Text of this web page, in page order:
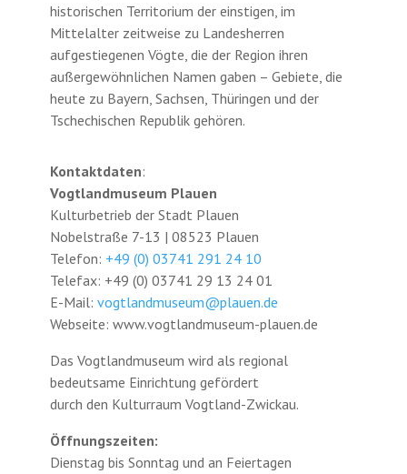
historischen Territorium der einstigen, im
Mittelalter zeitweise zu Landesherren
aufgestiegenen Vögte, die der Region ihren
außergewöhnlichen Namen gaben – Gebiete, die
heute zu Bayern, Sachsen, Thüringen und der
Tschechischen Republik gehören.
Kontaktdaten:
Vogtlandmuseum Plauen
Kulturbetrieb der Stadt Plauen
Nobelstraße 7-13 | 08523 Plauen
Telefon: +49 (0) 03741 291 24 10
Telefax: +49 (0) 03741 29 13 24 01
E-Mail: vogtlandmuseum@plauen.de
Webseite: www.vogtlandmuseum-plauen.de
Das Vogtlandmuseum wird als regional
bedeutsame Einrichtung gefördert
durch den Kulturraum Vogtland-Zwickau.
Öffnungszeiten:
Dienstag bis Sonntag und an Feiertagen